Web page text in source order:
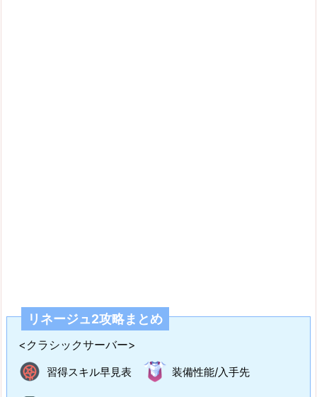
リネージュ2攻略まとめ
<クラシックサーバー>
習得スキル早見表 装備性能/入手先